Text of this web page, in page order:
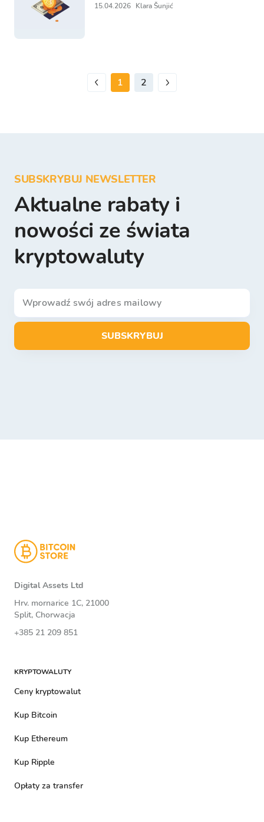
15.04.2026 Klara Šunjić
1 2
SUBSKRYBUJ NEWSLETTER
Aktualne rabaty i
nowości ze świata
kryptowaluty
SUBSKRYBUJ
Digital Assets Ltd
Hrv. mornarice 1C, 21000
Split, Chorwacja
+385 21 209 851
KRYPTOWALUTY
Ceny kryptowalut
Kup Bitcoin
Kup Ethereum
Kup Ripple
Opłaty za transfer